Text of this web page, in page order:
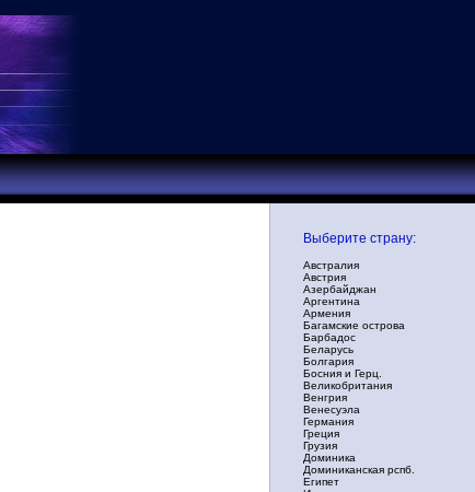
Выберите страну:
Австралия
Австрия
Азербайджан
Аргентина
Армения
Багамские острова
Барбадос
Беларусь
Болгария
Босния и Герц.
Великобритания
Венгрия
Венесуэла
Германия
Греция
Грузия
Доминика
Доминиканская рспб.
Египет